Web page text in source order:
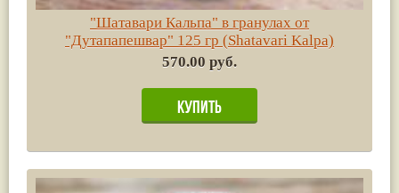
"Шатавари Кальпа" в гранулах от
"Дутапапешвар" 125 гр (Shatavari Kalpa)
570.00 руб.